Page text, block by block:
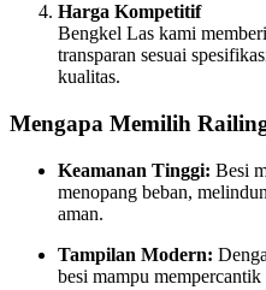
Harga Kompetitif
Bengkel Las kami
transparan sesuai
kualitas.
Mengapa Memilih
Keamanan Tinggi: Besi
menopang beban,
aman.
Tampilan Modern:
besi mampu